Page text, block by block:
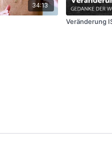
34:13
Veränderung